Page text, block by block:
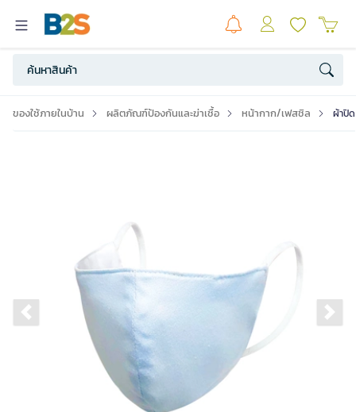
ของใช้ภายในบ้าน ผลิตภัณฑ์ป้องกันและฆ่าเชื้อ หน้ากาก/เฟสชิล ผ้าปิด
Previous slide